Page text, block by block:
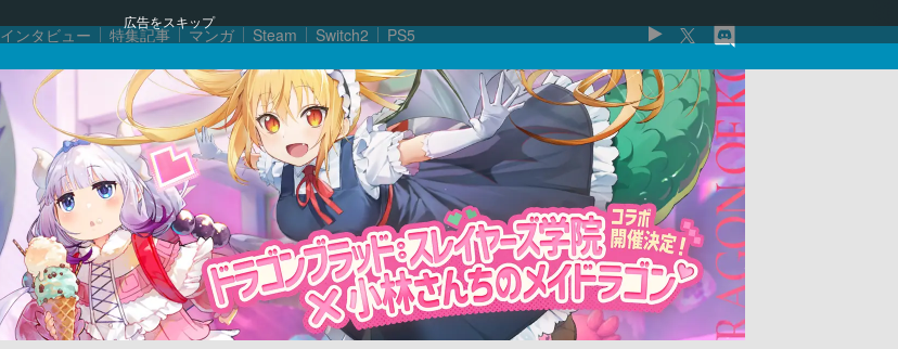
広告をスキップ
インタビュー 特集記事 マンガ Steam Switch2 PS5